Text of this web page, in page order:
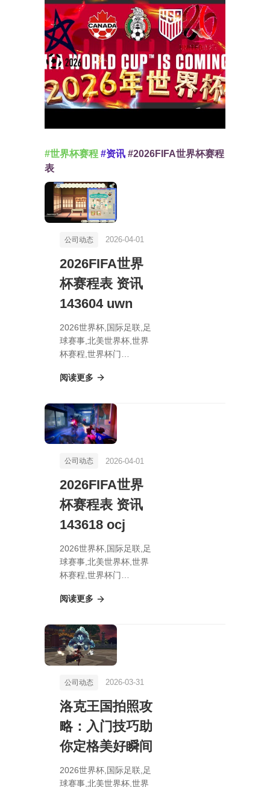
#世界杯赛程 #资讯 #2026FIFA世界杯赛程
表
公司动态 2026-04-01
2026FIFA世界
杯赛程表 资讯
143604 uwn
2026世界杯,国际足联,足
球赛事,北美世界杯,世界
杯赛程,世界杯门
表 资讯 143604 uwn
阅读更多
公司动态 2026-04-01
2026FIFA世界
杯赛程表 资讯
143618 ocj
2026世界杯,国际足联,足
球赛事,北美世界杯,世界
杯赛程,世界杯门
表 资讯 143618 ocj
阅读更多
公司动态 2026-03-31
洛克王国拍照攻
略：入门技巧助
你定格美好瞬间
2026世界杯,国际足联,足
球赛事,北美世界杯,世界